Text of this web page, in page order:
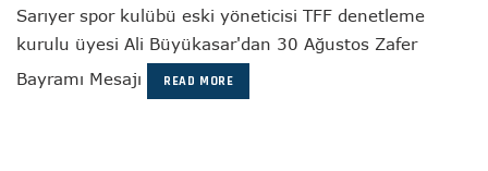
Sarıyer spor kulübü eski yöneticisi TFF denetleme
kurulu üyesi Ali Büyükasar'dan 30 Ağustos Zafer
Bayramı Mesajı
READ MORE